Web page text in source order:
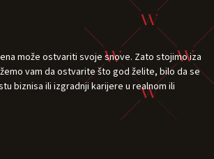
može ostvariti svoje snove. Zato stojimo iza
vam da ostvarite što god želite, bilo da se
biznisa ili izgradnji karijere u realnom ili